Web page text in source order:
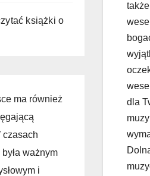
książki o
ma również
czasach
ważnym
i
dla